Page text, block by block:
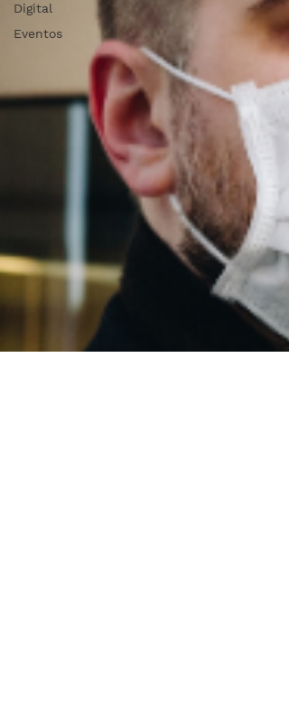
Digital
Eventos